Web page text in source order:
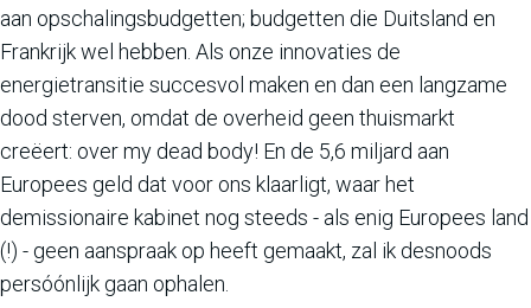
aan opschalingsbudgetten; budgetten die Duitsland en
Frankrijk wel hebben. Als onze innovaties de
energietransitie succesvol maken en dan een langzame
dood sterven, omdat de overheid geen thuismarkt
creëert: over my dead body! En de 5,6 miljard aan
Europees geld dat voor ons klaarligt, waar het
demissionaire kabinet nog steeds - als enig Europees land
(!) - geen aanspraak op heeft gemaakt, zal ik desnoods
persóónlijk gaan ophalen.